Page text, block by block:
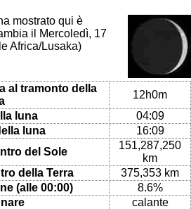
mostrato qui è
il Mercoledì, 17
Africa/Lusaka)
al tramonto della
12h0m
luna
04:09
luna
16:09
del Sole
151,287,250
km
della Terra
375,353 km
(alle 00:00)
8.6%
calante